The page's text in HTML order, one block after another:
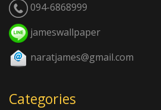
094-6868999
jameswallpaper
naratjames@gmail.com
Categories